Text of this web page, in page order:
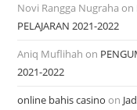
Novi Rangga Nugraha on
PELAJARAN 2021-2022
Aniq Muflihah on
2021-2022
online bahis casino on